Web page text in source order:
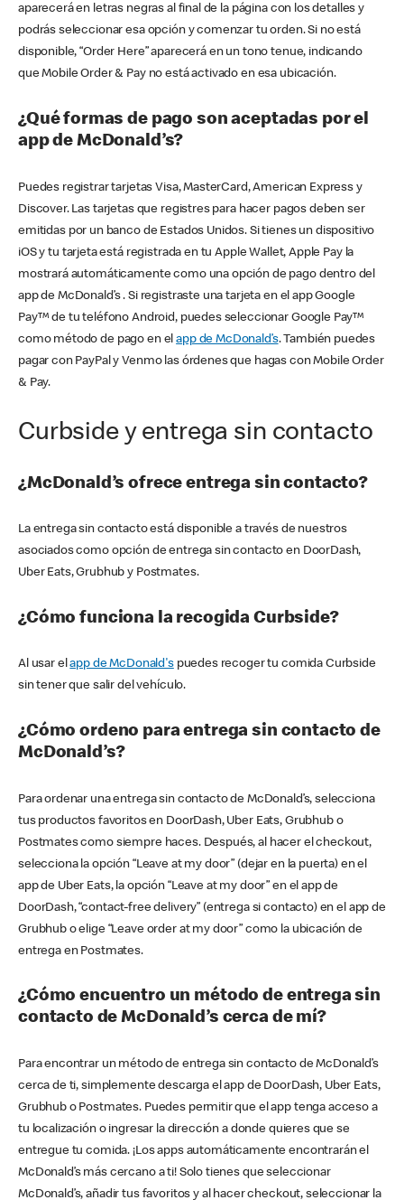
aparecerá en letras negras al final de la página con los detalles y
podrás seleccionar esa opción y comenzar tu orden. Si no está
disponible, “Order Here” aparecerá en un tono tenue, indicando
que Mobile Order & Pay no está activado en esa ubicación.
¿Qué formas de pago son aceptadas por el
app de McDonald’s?
Puedes registrar tarjetas Visa, MasterCard, American Express y
Discover. Las tarjetas que registres para hacer pagos deben ser
emitidas por un banco de Estados Unidos. Si tienes un dispositivo
iOS y tu tarjeta está registrada en tu Apple Wallet, Apple Pay la
mostrará automáticamente como una opción de pago dentro del
app de McDonald’s . Si registraste una tarjeta en el app Google
Pay™ de tu teléfono Android, puedes seleccionar Google Pay™
como método de pago en elapp de McDonald’s. También puedes
pagar con PayPal y Venmo las órdenes que hagas con Mobile Order
& Pay.
Curbside y entrega sin contacto
¿McDonald’s ofrece entrega sin contacto?
La entrega sin contacto está disponible a través de nuestros
asociados como opción de entrega sin contacto en DoorDash,
Uber Eats, Grubhub y Postmates.
¿Cómo funciona la recogida Curbside?
Al usar elapp de McDonald'spuedes recoger tu comida Curbside
sin tener que salir del vehículo.
¿Cómo ordeno para entrega sin contacto de
McDonald’s?
Para ordenar una entrega sin contacto de McDonald’s, selecciona
tus productos favoritos en DoorDash, Uber Eats, Grubhub o
Postmates como siempre haces. Después, al hacer el checkout,
selecciona la opción “Leave at my door” (dejar en la puerta) en el
app de Uber Eats, la opción “Leave at my door” en el app de
DoorDash, “contact-free delivery” (entrega si contacto) en el app de
Grubhub o elige “Leave order at my door” como la ubicación de
entrega en Postmates.
¿Cómo encuentro un método de entrega sin
contacto de McDonald’s cerca de mí?
Para encontrar un método de entrega sin contacto de McDonald’s
cerca de ti, simplemente descarga el app de DoorDash, Uber Eats,
Grubhub o Postmates. Puedes permitir que el app tenga acceso a
tu localización o ingresar la dirección a donde quieres que se
entregue tu comida. ¡Los apps automáticamente encontrarán el
McDonald’s más cercano a ti! Solo tienes que seleccionar
McDonald’s, añadir tus favoritos y al hacer checkout, seleccionar la